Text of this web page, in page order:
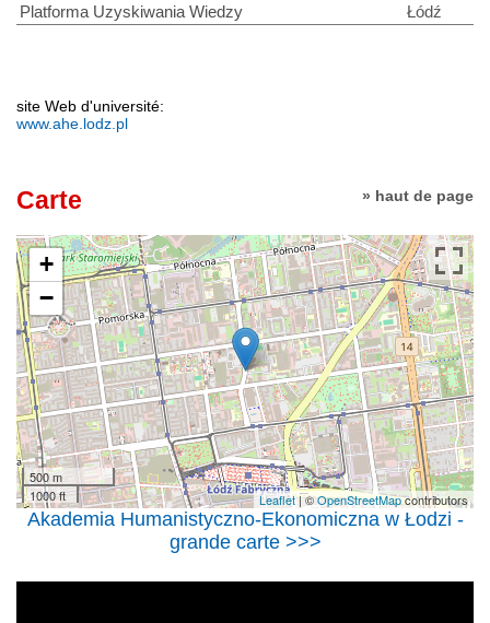
Platforma Uzyskiwania Wiedzy
Łódź
site Web d'université:
www.ahe.lodz.pl
» haut de page
Carte
+
−
500 m
1000 ft
Leaflet| ©OpenStreetMapcontributors
Akademia Humanistyczno-Ekonomiczna w Łodzi -
grande carte >>>